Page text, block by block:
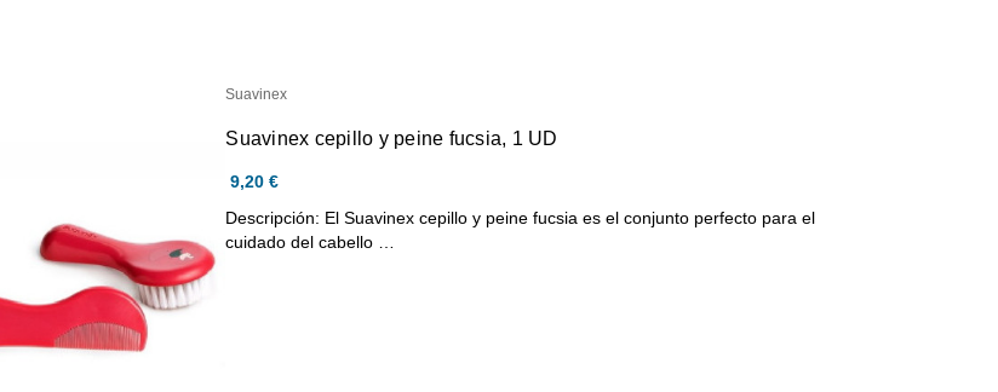
Suavinex
Suavinex cepillo y peine fucsia, 1 UD
9,20 €
Descripción: El Suavinex cepillo y peine fucsia es el conjunto perfecto para el
cuidado del cabello …